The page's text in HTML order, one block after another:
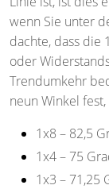
wenn Sie unter
dachte, dass die
oder
Trendumkehr
neun Winkel
1x8 – 82,5
1x4 – 75
1x3 – 71,25